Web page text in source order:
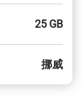
25 GB
挪威